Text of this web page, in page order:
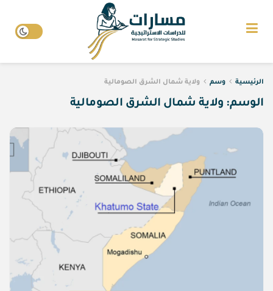
الرئيسية وسم ولاية شمال الشرق الصومالية
الوسم: ولاية شمال الشرق الصومالية